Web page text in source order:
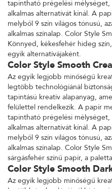
tapintható prégelési mélységet,
alkalmas alternatívát kínál. A
melyből 9 szín világos tónusú,
alkalmas színalap. Color Style
Könnyed, kékesfehér hideg
egyik alternatívájaként.
Color Style Smooth
Az egyik legjobb minőségű
legtöbb technológiánál
tapintású kreatív alapanyag,
felülettel rendelkezik. A papír
tapintható prégelési mélységet,
alkalmas alternatívát kínál. A
melyből 9 szín világos tónusú,
alkalmas színalap. Color Style
sárgásfehér színű papír, a
Color Style Smooth
Az egyik legjobb minőségű